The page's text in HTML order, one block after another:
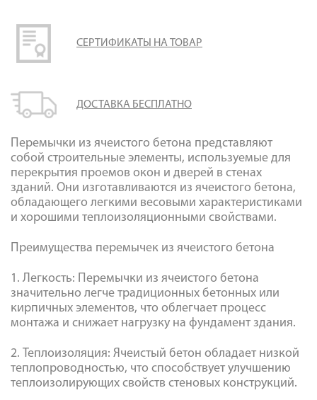
СЕРТИФИКАТЫ НА ТОВАР
ДОСТАВКА БЕСПЛАТНО
Перемычки из ячеистого бетона представляют
собой строительные элементы, используемые для
перекрытия проемов окон и дверей в стенах
зданий. Они изготавливаются из ячеистого бетона,
обладающего легкими весовыми характеристиками
и хорошими теплоизоляционными свойствами.
Преимущества перемычек из ячеистого бетона
1. Легкость: Перемычки из ячеистого бетона
значительно легче традиционных бетонных или
кирпичных элементов, что облегчает процесс
монтажа и снижает нагрузку на фундамент здания.
2. Теплоизоляция: Ячеистый бетон обладает низкой
теплопроводностью, что способствует улучшению
теплоизолирующих свойств стеновых конструкций.